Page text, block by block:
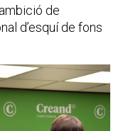
de
d’esquí de fons